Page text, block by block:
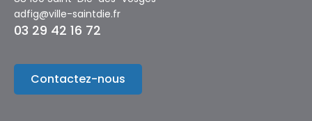
adfig@ville-saintdie.fr
03 29 42 16 72
Contactez-nous